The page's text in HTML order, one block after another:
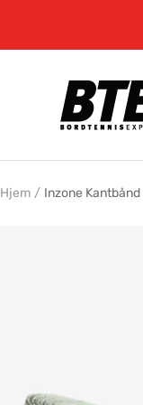
Hjem Inzone